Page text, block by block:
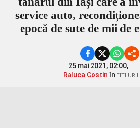
service auto,
epocă de sute de mii de
25 mai 2021, 02:00,
Raluca Costinîn